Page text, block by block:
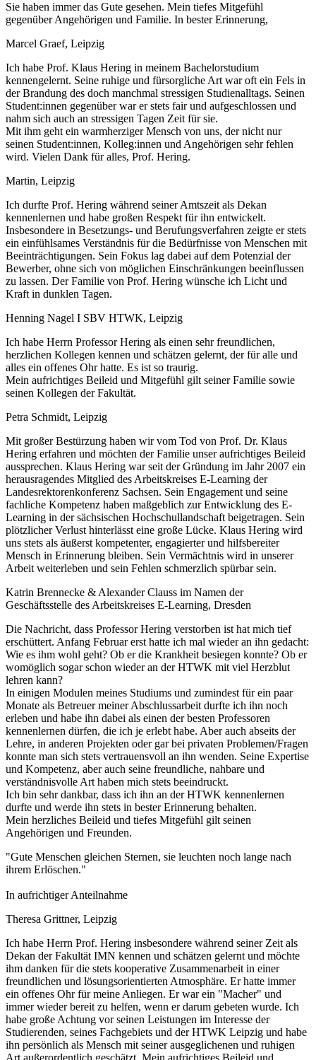
Sie haben immer das Gute gesehen. Mein tiefes Mitgefühl
gegenüber Angehörigen und Familie. In bester Erinnerung,
Marcel Graef, Leipzig
Ich habe Prof. Klaus Hering in meinem Bachelorstudium
kennengelernt. Seine ruhige und fürsorgliche Art war oft ein Fels in
der Brandung des doch manchmal stressigen Studienalltags. Seinen
Student:innen gegenüber war er stets fair und aufgeschlossen und
nahm sich auch an stressigen Tagen Zeit für sie.
Mit ihm geht ein warmherziger Mensch von uns, der nicht nur
seinen Student:innen, Kolleg:innen und Angehörigen sehr fehlen
wird. Vielen Dank für alles, Prof. Hering.
Martin, Leipzig
Ich durfte Prof. Hering während seiner Amtszeit als Dekan
kennenlernen und habe großen Respekt für ihn entwickelt.
Insbesondere in Besetzungs- und Berufungsverfahren zeigte er stets
ein einfühlsames Verständnis für die Bedürfnisse von Menschen mit
Beeinträchtigungen. Sein Fokus lag dabei auf dem Potenzial der
Bewerber, ohne sich von möglichen Einschränkungen beeinflussen
zu lassen. Der Familie von Prof. Hering wünsche ich Licht und
Kraft in dunklen Tagen.
Henning Nagel I SBV HTWK, Leipzig
Ich habe Herrn Professor Hering als einen sehr freundlichen,
herzlichen Kollegen kennen und schätzen gelernt, der für alle und
alles ein offenes Ohr hatte. Es ist so traurig.
Mein aufrichtiges Beileid und Mitgefühl gilt seiner Familie sowie
seinen Kollegen der Fakultät.
Petra Schmidt, Leipzig
Mit großer Bestürzung haben wir vom Tod von Prof. Dr. Klaus
Hering erfahren und möchten der Familie unser aufrichtiges Beileid
aussprechen. Klaus Hering war seit der Gründung im Jahr 2007 ein
herausragendes Mitglied des Arbeitskreises E-Learning der
Landesrektorenkonferenz Sachsen. Sein Engagement und seine
fachliche Kompetenz haben maßgeblich zur Entwicklung des E-
Learning in der sächsischen Hochschullandschaft beigetragen. Sein
plötzlicher Verlust hinterlässt eine große Lücke. Klaus Hering wird
uns stets als äußerst kompetenter, engagierter und hilfsbereiter
Mensch in Erinnerung bleiben. Sein Vermächtnis wird in unserer
Arbeit weiterleben und sein Fehlen schmerzlich spürbar sein.
Katrin Brennecke & Alexander Clauss im Namen der
Geschäftsstelle des Arbeitskreises E-Learning, Dresden
Die Nachricht, dass Professor Hering verstorben ist hat mich tief
erschüttert. Anfang Februar erst hatte ich mal wieder an ihn gedacht:
Wie es ihm wohl geht? Ob er die Krankheit besiegen konnte? Ob er
womöglich sogar schon wieder an der HTWK mit viel Herzblut
lehren kann?
In einigen Modulen meines Studiums und zumindest für ein paar
Monate als Betreuer meiner Abschlussarbeit durfte ich ihn noch
erleben und habe ihn dabei als einen der besten Professoren
kennenlernen dürfen, die ich je erlebt habe. Aber auch abseits der
Lehre, in anderen Projekten oder gar bei privaten Problemen/Fragen
konnte man sich stets vertrauensvoll an ihn wenden. Seine Expertise
und Kompetenz, aber auch seine freundliche, nahbare und
verständnisvolle Art haben mich stets beeindruckt.
Ich bin sehr dankbar, dass ich ihn an der HTWK kennenlernen
durfte und werde ihn stets in bester Erinnerung behalten.
Mein herzliches Beileid und tiefes Mitgefühl gilt seinen
Angehörigen und Freunden.
"Gute Menschen gleichen Sternen, sie leuchten noch lange nach
ihrem Erlöschen."
In aufrichtiger Anteilnahme
Theresa Grittner, Leipzig
Ich habe Herrn Prof. Hering insbesondere während seiner Zeit als
Dekan der Fakultät IMN kennen und schätzen gelernt und möchte
ihm danken für die stets kooperative Zusammenarbeit in einer
freundlichen und lösungsorientierten Atmosphäre. Er hatte immer
ein offenes Ohr für meine Anliegen. Er war ein "Macher" und
immer wieder bereit zu helfen, wenn er darum gebeten wurde. Ich
habe große Achtung vor seinen Leistungen im Interesse der
Studierenden, seines Fachgebiets und der HTWK Leipzig und habe
ihn persönlich als Mensch mit seiner ausgeglichenen und ruhigen